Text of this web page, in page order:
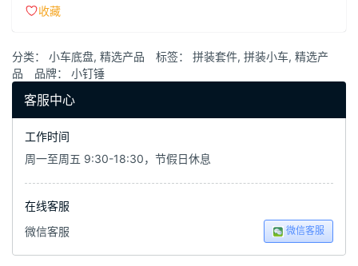
收藏
分类： 小车底盘, 精选产品 标签： 拼装套件, 拼装小车, 精选产
品
品牌： 小钉锤
客服中心
工作时间
周一至周五 9:30-18:30，节假日休息
在线客服
微信客服
微信客服